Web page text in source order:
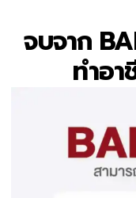
จบจาก
ทำอา